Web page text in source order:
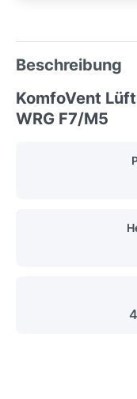
Beschreibung
KomfoVent
WRG F7/M5